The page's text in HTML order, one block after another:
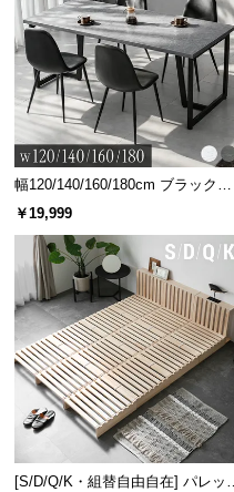
幅120/140/160/180cm ブラックフ
レーム ダイニング 大理石調 4人掛
￥19,999
[S/D/Q/K・組替自由自在] パレット